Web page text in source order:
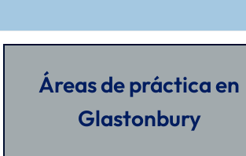
Áreas de práctica en
Glastonbury